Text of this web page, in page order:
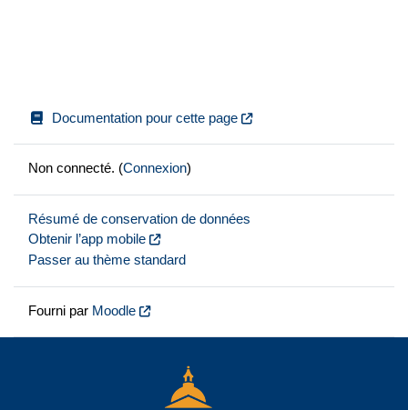
Documentation pour cette page
Non connecté. (Connexion)
Résumé de conservation de données
Obtenir l’app mobile
Passer au thème standard
Fourni par Moodle